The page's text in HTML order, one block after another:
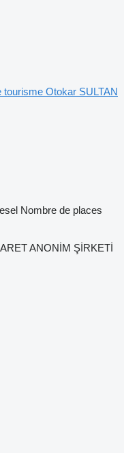
tourisme Otokar SULTAN
Nombre de places
ANONİM ŞİRKETİ